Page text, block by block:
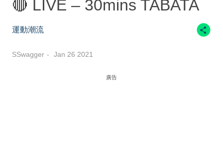
🔴 LIVE – 30mins TABATA
運動潮流
SSwagger Jan 26 2021
廣告